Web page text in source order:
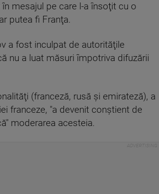
mesajul pe care l-a însoţit cu o
putea fi Franţa.
a fost inculpat de autorităţile
nu a luat măsuri împotriva difuzării
(franceză, rusă şi emirateză), a
franceze, "a devenit conştient de
moderarea acesteia.